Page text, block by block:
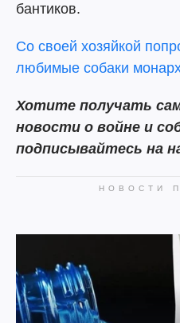
бантиков.
Со своей хозяйкой
любимые собаки
Хотите получать
новости о войне и
подписывайтесь на